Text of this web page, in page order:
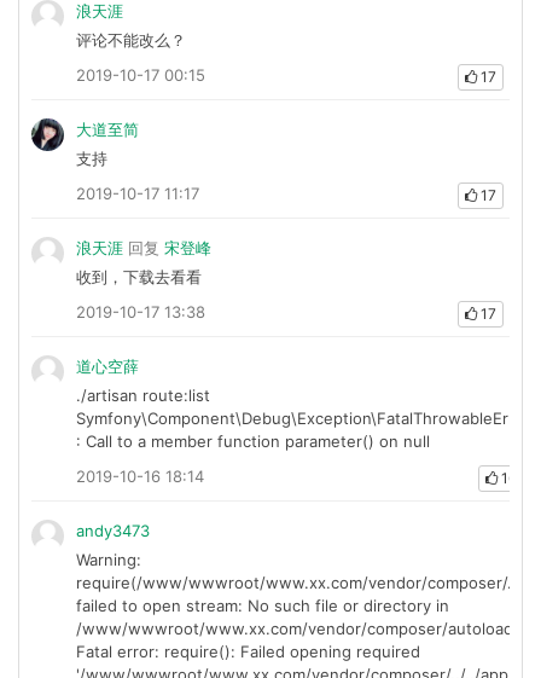
浪天涯
评论不能改么？
2019-10-17 00:15
17
大道至简
支持
2019-10-17 11:17
17
浪天涯 回复 宋登峰
收到，下载去看看
2019-10-17 13:38
17
道心空薛
./artisan route:list
Symfony\Component\Debug\Exception\FatalThrowableError
: Call to a member function parameter() on null
2019-10-16 18:14
16
andy3473
Warning:
require(/www/wwwroot/www.xx.com/vendor/composer/../
failed to open stream: No such file or directory in
/www/wwwroot/www.xx.com/vendor/composer/
Fatal error: require(): Failed opening required